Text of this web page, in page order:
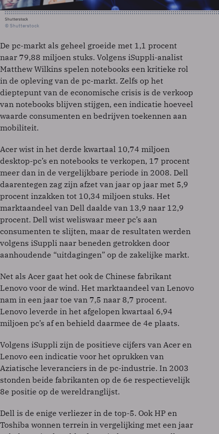
Shutterstock
© Shutterstock
De pc-markt als geheel groeide met 1,1 procent
naar 79,88 miljoen stuks. Volgens iSuppli-analist
Matthew Wilkins spelen notebooks een kritieke rol
in de opleving van de pc-markt. Zelfs op het
dieptepunt van de economische crisis is de verkoop
van notebooks blijven stijgen, een indicatie hoeveel
waarde consumenten en bedrijven toekennen aan
mobiliteit.
Acer wist in het derde kwartaal 10,74 miljoen
desktop-pc’s en notebooks te verkopen, 17 procent
meer dan in de vergelijkbare periode in 2008. Dell
daarentegen zag zijn afzet van jaar op jaar met 5,9
procent inzakken tot 10,34 miljoen stuks. Het
marktaandeel van Dell daalde van 13,9 naar 12,9
procent. Dell wist weliswaar meer pc’s aan
consumenten te slijten, maar de resultaten werden
volgens iSuppli naar beneden getrokken door
aanhoudende “uitdagingen” op de zakelijke markt.
Net als Acer gaat het ook de Chinese fabrikant
Lenovo voor de wind. Het marktaandeel van Lenovo
nam in een jaar toe van 7,5 naar 8,7 procent.
Lenovo leverde in het afgelopen kwartaal 6,94
miljoen pc’s af en behield daarmee de 4e plaats.
Volgens iSuppli zijn de positieve cijfers van Acer en
Lenovo een indicatie voor het oprukken van
Aziatische leveranciers in de pc-industrie. In 2003
stonden beide fabrikanten op de 6e respectievelijk
8e positie op de wereldranglijst.
Dell is de enige verliezer in de top-5. Ook HP en
Toshiba wonnen terrein in vergelijking met een jaar